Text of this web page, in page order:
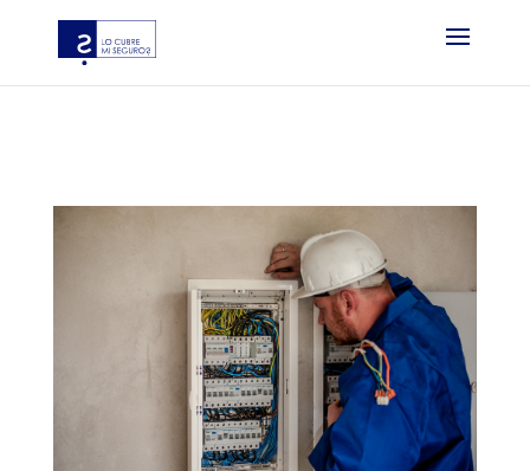
gtm4wp_the_gtm_tag(); } ?